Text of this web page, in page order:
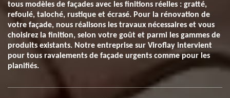
tous modèles de façades avec les finitions réelles : gratté,
refoulé, taloché, rustique et écrasé. Pour la rénovation de
votre façade, nous réalisons les travaux nécessaires et vous
choisirez la finition, selon votre goût et parmi les gammes de
produits existants. Notre entreprise sur Viroflay intervient
pour tous ravalements de façade urgents comme pour les
planifiés.